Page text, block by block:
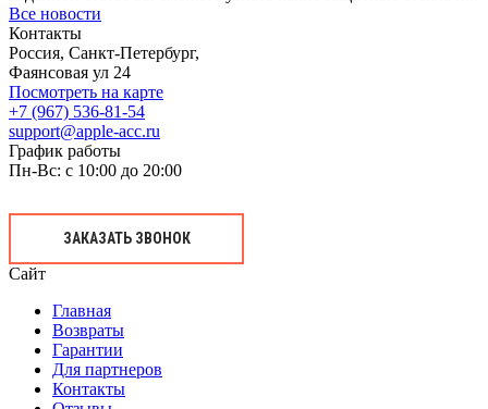
Все новости
Контакты
Россия, Санкт-Петербург,
Фаянсовая ул 24
Посмотреть на карте
+7 (967) 536-81-54
support@apple-acc.ru
График работы
Пн-Вс: с 10:00 до 20:00
ЗАКАЗАТЬ ЗВОНОК
Сайт
Главная
Возвраты
Гарантии
Для партнеров
Контакты